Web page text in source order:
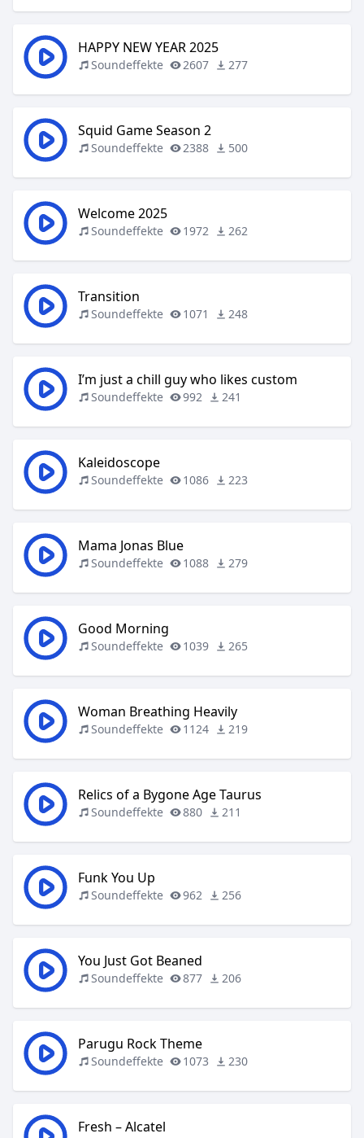
HAPPY NEW YEAR 2025
Soundeffekte 2607 277
Squid Game Season 2
Soundeffekte 2388 500
Welcome 2025
Soundeffekte 1972 262
Transition
Soundeffekte 1071 248
I’m just a chill guy who likes custom
Soundeffekte 992 241
Kaleidoscope
Soundeffekte 1086 223
Mama Jonas Blue
Soundeffekte 1088 279
Good Morning
Soundeffekte 1039 265
Woman Breathing Heavily
Soundeffekte 1124 219
Relics of a Bygone Age Taurus
Soundeffekte 880 211
Funk You Up
Soundeffekte 962 256
You Just Got Beaned
Soundeffekte 877 206
Parugu Rock Theme
Soundeffekte 1073 230
Fresh – Alcatel